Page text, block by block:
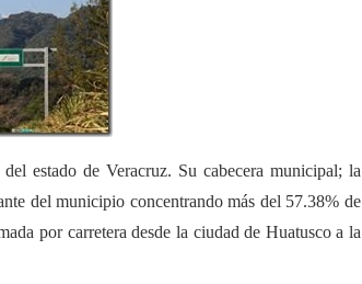
estado de Veracruz. Su cabecera municipal; la
del municipio concentrando más del 57.38% de
por carretera desde la ciudad de Huatusco a la